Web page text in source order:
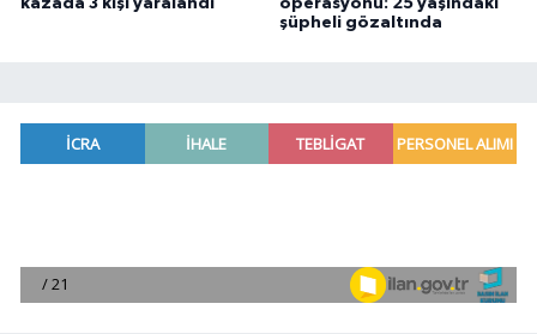
kazada 3 kişi yaralandı
operasyonu: 25 yaşındaki
şüpheli gözaltında